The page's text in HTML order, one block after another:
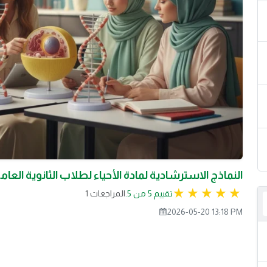
النماذج الاسترشادية لمادة الأحياء لطلاب الثانوية العامة 2026: دليلك الذكي
تقييم 5 من 5.
1 المراجعات
2026-05-20 13:18 PM